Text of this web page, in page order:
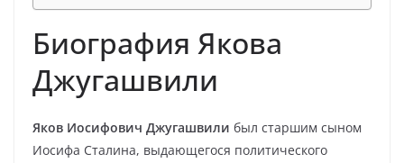
Биография Якова
Джугашвили
Яков Иосифович Джугашвили был старшим сыном
Иосифа Сталина, выдающегося политического